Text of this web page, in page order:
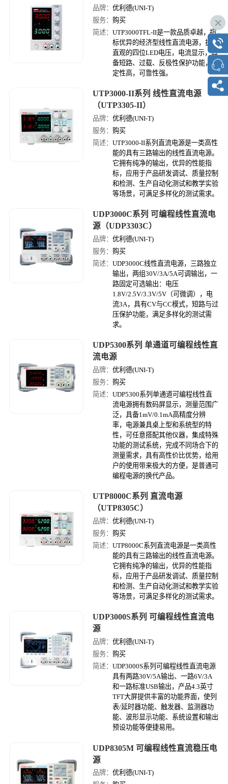
品牌：优利德(UNI-T)
服务： 购买
简述：UTP3000TFL-II是一款品质卓越，指
标优异的经济型线性直流电源，拥有
直观的四位LED电压，电流显示，具
备短路、过载、反极性保护功能，稳
定性高，可靠性强。
UTP3000-II系列 线性直流电源
（UTP3305-II）
品牌：优利德(UNI-T)
服务： 购买
简述：UTP3000-II系列直流电源是一类高性
能的具有三路输出的线性直流电源。
它拥有纯净的输出，优异的性能指
标，应用于产品研发调试、质量控制
和检测、生产自动化测试和教学实验
等场景，可满足多样化的测试需求。
UDP3000C系列 可编程线性直流电
源（UDP3303C）
品牌：优利德(UNI-T)
服务： 购买
简述：UDP3000C线性直流电源，三路独立
输出，两组30V/3A/5A可调输出，一
路固定可选输出：电压
1.8V/2.5V/3.3V/5V（可微调），电
流3A，具有CV与CC模式，短路与过
压保护功能，满足多样化的测试需
求。
UDP5300系列 单通道可编程线性直
流电源
品牌：优利德(UNI-T)
服务： 购买
简述：UDP5300系列单通道可编程线性直
流电源拥有数码屏显示，测量范围广
泛，具备1mV/0.1mA高精度分辨
率，电源兼具桌上型和系统型的特
性，可任意搭配其他仪器，集成特殊
功能的测试系统，完成不同场合下的
测量需求，具有高性价比优势，给用
户的使用带来极大的方便，是普通可
编程电源的换代产品。
UTP8000C系列 直流电源
（UTP8305C）
品牌：优利德(UNI-T)
服务： 购买
简述：UTP8000C系列直流电源是一类高性
能的具有三路输出的线性直流电源。
它拥有纯净的输出，优异的性能指
标，应用于产品研发调试、质量控制
和检测、生产自动化测试和教学实验
等场景，可满足多样化的测试需求。
UDP3000S系列 可编程线性直流电
源
品牌：优利德(UNI-T)
服务： 购买
简述：UDP3000S系列可编程线性直流电源
具有两路30V/5A输出、一路6V/3A
和一路标准USB输出，产品4.3英寸
TFT大屏提供丰富的功能界面，使列
表/延时器功能、触发器、监测器功
能、波形显示功能、系统设置和输出
预设功能等便捷易用。
UDP8305M 可编程线性直流稳压电
源
品牌：优利德(UNI-T)